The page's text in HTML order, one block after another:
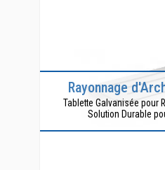
Rayonnage
Tablette Galvanisée pour
Solution Durable